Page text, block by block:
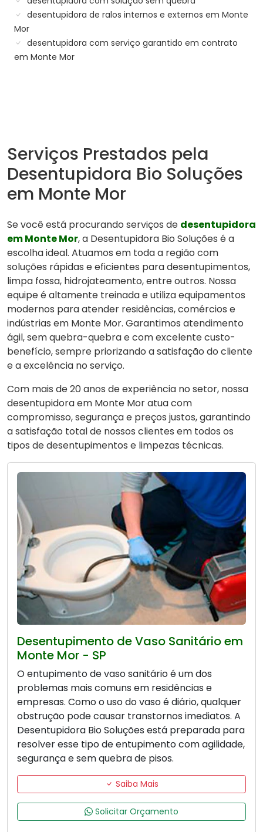
desentupidora de ralos internos e externos em Monte
Mor
desentupidora com serviço garantido em contrato
em Monte Mor
Serviços Prestados pela
Desentupidora Bio Soluções
em Monte Mor
Se você está procurando serviços de desentupidora
em Monte Mor, a Desentupidora Bio Soluções é a
escolha ideal. Atuamos em toda a região com
soluções rápidas e eficientes para desentupimentos,
limpa fossa, hidrojateamento, entre outros. Nossa
equipe é altamente treinada e utiliza equipamentos
modernos para atender residências, comércios e
indústrias em Monte Mor. Garantimos atendimento
ágil, sem quebra-quebra e com excelente custo-
benefício, sempre priorizando a satisfação do cliente
e a excelência no serviço.
Com mais de 20 anos de experiência no setor, nossa
desentupidora em Monte Mor atua com
compromisso, segurança e preços justos, garantindo
a satisfação total de nossos clientes em todos os
tipos de desentupimentos e limpezas técnicas.
Desentupimento de Vaso Sanitário em
Monte Mor - SP
O entupimento de vaso sanitário é um dos
problemas mais comuns em residências e
empresas. Como o uso do vaso é diário, qualquer
obstrução pode causar transtornos imediatos. A
Desentupidora Bio Soluções está preparada para
resolver esse tipo de entupimento com agilidade,
segurança e sem quebra de pisos.
Saiba Mais
Solicitar Orçamento